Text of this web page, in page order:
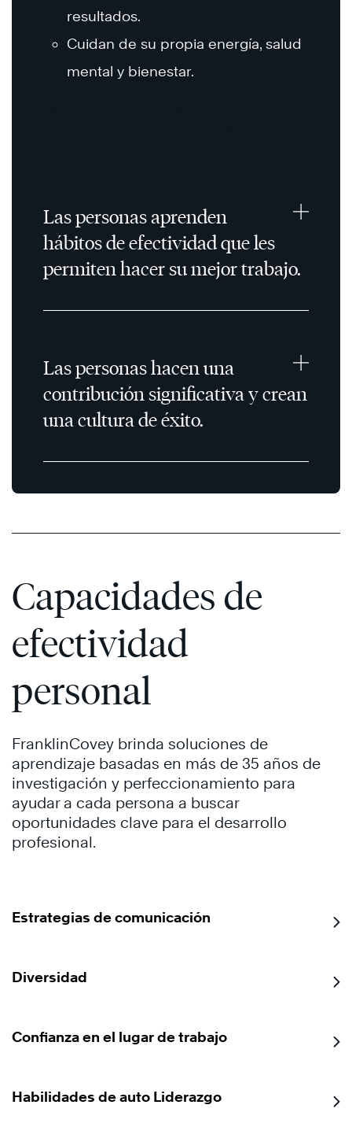
resultados.
Cuidan de su propia energía, salud
mental y bienestar.
Las personas aprenden
hábitos de efectividad que les
permiten hacer su mejor trabajo.
Las personas hacen una
contribución significativa y crean
una cultura de éxito.
Capacidades de
efectividad
personal
FranklinCovey brinda soluciones de
aprendizaje basadas en más de 35 años de
investigación y perfeccionamiento para
ayudar a cada persona a buscar
oportunidades clave para el desarrollo
profesional.
Estrategias de comunicación
Diversidad
Confianza en el lugar de trabajo
Habilidades de auto Liderazgo